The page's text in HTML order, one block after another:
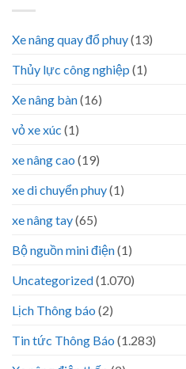
Xe nâng quay đổ phuy(13)
Thủy lực công nghiệp (1)
Xe nâng bàn(16)
vỏ xe xúc (1)
xe nâng cao (19)
xe di chuyển phuy(1)
xe nâng tay(65)
Bộ nguồn mini điện(1)
Uncategorized(1.070)
Lịch Thông báo (2)
Tin tức Thông Báo (1.283)